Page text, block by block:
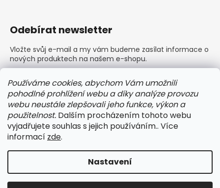
Používáme cookies, abychom Vám umožnili
pohodlné prohlížení webu a díky analýze provozu
webu neustále zlepšovali jeho funkce, výkon a
použitelnost. Dalším procházením tohoto webu
vyjadřujete souhlas s jejich používáním.. Více
informací zde.
Nastavení
Odebírat newsletter
Vložte svůj e-mail a my vám budeme zasílat informace o
nových produktech na našem e-shopu.
Vložením e-mailu souhlasíte spodmínkami ochrany
osobních údajů
PŘIHLÁSIT SE
Copyright 2026BARLEY dámské a pánské prádlo.